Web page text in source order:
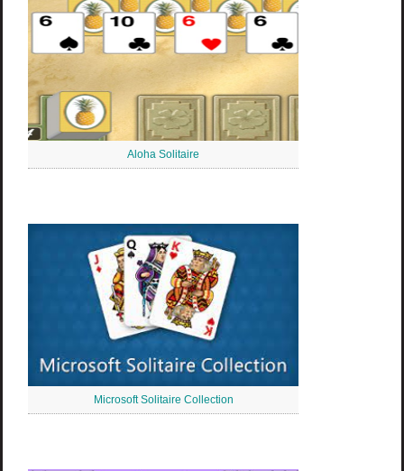
Aloha Solitaire
Microsoft Solitaire Collection